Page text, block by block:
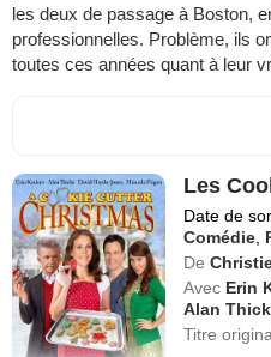
les deux de passage à Boston,
professionnelles. Problème, ils
toutes ces années quant à leur
Les
Date de
Comédie
De
Avec Erin
Alan
Titre